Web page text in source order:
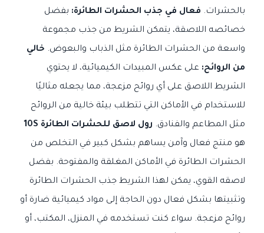
بالحشرات. فعال في جذب الحشرات الطائرة: بفضل
خصائصه اللاصقة، يتمكن الشريط من جذب مجموعة
واسعة من الحشرات الطائرة مثل الذباب والبعوض. خالي
من الروائح: على عكس المبيدات الكيميائية، لا يحتوي
الشريط اللاصق على أي روائح مزعجة، مما يجعله مثاليًا
للاستخدام في الأماكن التي تتطلب بيئة خالية من الروائح
مثل المطاعم والفنادق. رول لاصق للحشرات الطائرة 10S
هو منتج فعال وآمن يساهم بشكل كبير في التخلص من
الحشرات الطائرة في الأماكن المغلقة والمفتوحة. بفضل
لاصقه القوي، يمكن لهذا الشريط جذب الحشرات الطائرة
وتثبيتها بشكل فعال دون الحاجة إلى مواد كيميائية ضارة أو
روائح مزعجة. سواء كنت تستخدمه في المنزل، المكتب، أو